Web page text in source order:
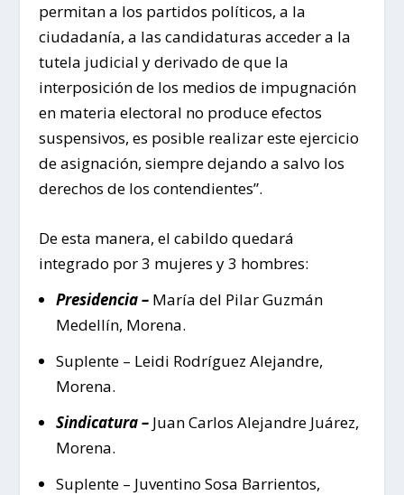
permitan a los partidos políticos, a la
ciudadanía, a las candidaturas acceder a la
tutela judicial y derivado de que la
interposición de los medios de impugnación
en materia electoral no produce efectos
suspensivos, es posible realizar este ejercicio
de asignación, siempre dejando a salvo los
derechos de los contendientes”.
De esta manera, el cabildo quedará
integrado por 3 mujeres y 3 hombres:
Presidencia –María del Pilar Guzmán
Medellín, Morena.
Suplente – Leidi Rodríguez Alejandre,
Morena.
Sindicatura – Juan Carlos Alejandre Juárez,
Morena.
Suplente – Juventino Sosa Barrientos,